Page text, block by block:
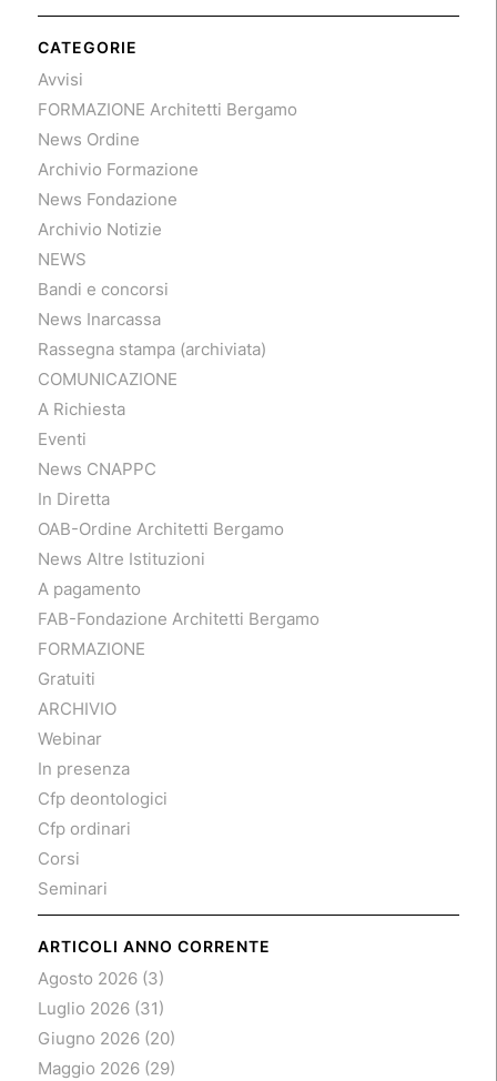
CATEGORIE
Avvisi
FORMAZIONE Architetti Bergamo
News Ordine
Archivio Formazione
News Fondazione
Archivio Notizie
NEWS
Bandi e concorsi
News Inarcassa
Rassegna stampa (archiviata)
COMUNICAZIONE
A Richiesta
Eventi
News CNAPPC
In Diretta
OAB-Ordine Architetti Bergamo
News Altre Istituzioni
A pagamento
FAB-Fondazione Architetti Bergamo
FORMAZIONE
Gratuiti
ARCHIVIO
Webinar
In presenza
Cfp deontologici
Cfp ordinari
Corsi
Seminari
ARTICOLI ANNO CORRENTE
Agosto 2026(3)
Luglio 2026(31)
Giugno 2026(20)
Maggio 2026(29)